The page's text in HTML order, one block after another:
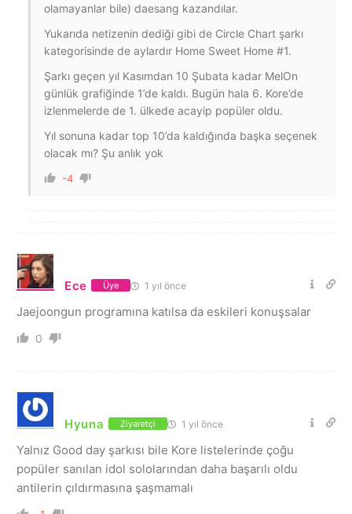
olamayanlar bile) daesang kazandılar.
Yukarıda netizenin dediği gibi de Circle Chart şarkı
kategorisinde de aylardır Home Sweet Home #1.
Şarkı geçen yıl Kasımdan 10 Şubata kadar MelOn
günlük grafiğinde 1’de kaldı. Bugün hala 6. Kore’de
izlenmelerde de 1. ülkede acayip popüler oldu.
Yıl sonuna kadar top 10’da kaldığında başka seçenek
olacak mı? Şu anlık yok
-4
Ece Üye 1 yıl önce
Jaejoongun programına katılsa da eskileri konuşsalar
0
Hyuna Ziyaretçi 1 yıl önce
Yalnız Good day şarkısı bile Kore listelerinde çoğu
popüler sanılan idol sololarından daha başarılı oldu
antilerin çıldırmasına şaşmamalı